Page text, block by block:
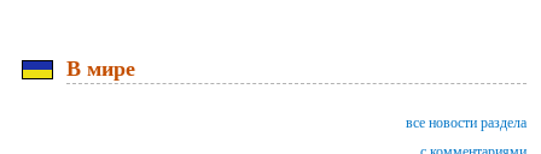
В мире
все новости раздела